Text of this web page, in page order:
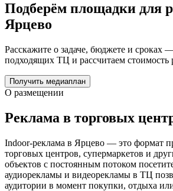
Подберём площадки для
Ярцево
Расскажите о задаче, бюджете и сроках
подходящих ТЦ и рассчитаем стоимость
Получить медиаплан
О размещении
Реклама в торговых
Indoor-реклама в Ярцево — это формат
торговых центров, супермаркетов и
объектов с постоянным потоком
аудиорекламы и видеорекламы в ТЦ
аудитории в момент покупки, отдыха